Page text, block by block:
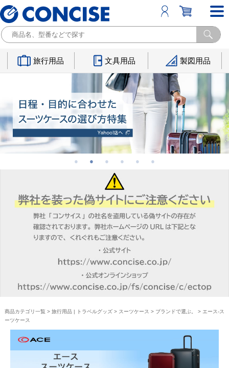
旅行用品 文具用品 製図用品
商品カテゴリ一覧 > 旅行用品 | トラベルグッズ> スーツケース > ブランドで選ぶ。
> エース-ス
ーツケース